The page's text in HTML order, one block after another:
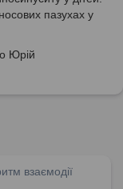
пазухах у
Юрій
взаємодії